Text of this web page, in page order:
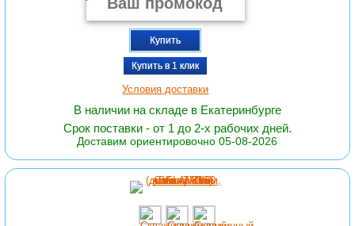
Купить
Купить в 1 клик
Условия доставки
В наличии на складе в Екатеринбурге
Срок поставки - от 1 до 2-х рабочих дней.
Доставим ориентировочно 05-08-2026